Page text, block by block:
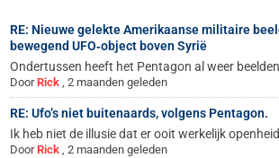
RE: Nieuwe gelekte Amerikaanse militaire
bewegend UFO‑object boven Syrië
Ondertussen heeft het Pentagon al weer
DoorRick , 2 maanden geleden
RE: Ufo’s niet buitenaards, volgens Pentagon.
Ik heb niet de illusie dat er ooit werkelijk
DoorRick , 2 maanden geleden